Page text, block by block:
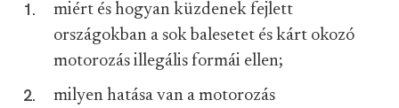
miért és hogyan küzdenek fejlett
országokban a sok balesetet és kárt okozó
motorozás illegális formái ellen;
milyen hatása van a motorozás